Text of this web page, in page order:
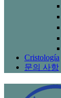
Cristología
문의 사항